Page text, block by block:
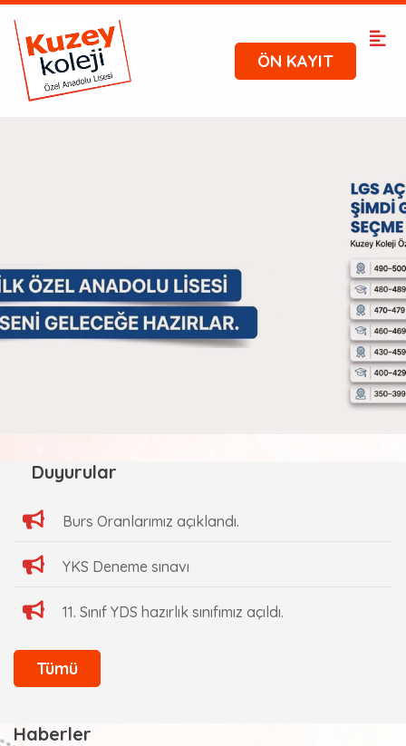
ÖN KAYIT
Duyurular
Burs Oranlarımız açıklandı.
YKS Deneme sınavı
11. Sınıf YDS hazırlık sınıfımız açıldı.
Tümü
Haberler